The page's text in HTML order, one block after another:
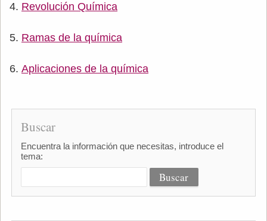
Revolución Química
Ramas de la química
Aplicaciones de la química
Buscar
Encuentra la información que necesitas, introduce el
tema: